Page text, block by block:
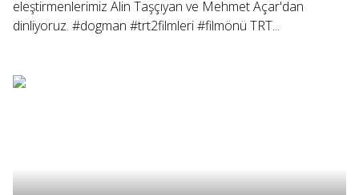
eleştirmenlerimiz Alin Taşçıyan ve Mehmet Açar'dan
dinliyoruz. #dogman #trt2filmleri #filmönü TRT...